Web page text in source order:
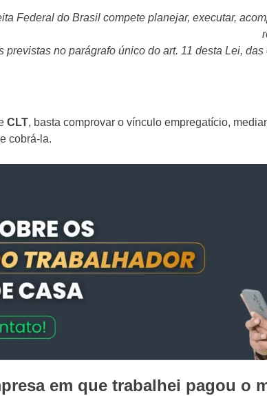
Federal do Brasil compete planejar, executar,
previstas no parágrafo único do art. 11 desta Lei,
CLT, basta comprovar o vínculo empregatício,
cobrá-la.
em que trabalhei pagou o